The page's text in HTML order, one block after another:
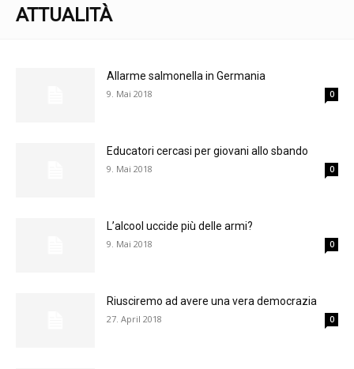
ATTUALITÀ
Allarme salmonella in Germania
9. Mai 2018 0
Educatori cercasi per giovani allo sbando
9. Mai 2018 0
L’alcool uccide più delle armi?
9. Mai 2018 0
Riusciremo ad avere una vera democrazia
27. April 2018 0